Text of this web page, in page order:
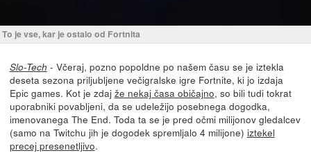
To je vse, kar je ostalo od Fortnita
Slo-Tech - Včeraj, pozno popoldne po našem času se je iztekla
deseta sezona priljubljene večigralske igre Fortnite, ki jo izdaja
Epic games. Kot je zdaj že nekaj časa običajno, so bili tudi tokrat
uporabniki povabljeni, da se udeležijo posebnega dogodka,
imenovanega The End. Toda ta se je pred očmi milijonov gledalcev
(samo na Twitchu jih je dogodek spremljalo 4 milijone) iztekel
precej presenetljivo.